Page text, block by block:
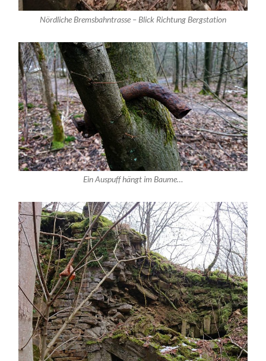
Nördliche Bremsbahntrasse – Blick Richtung Bergstation
Ein Auspuff hängt im Baume…